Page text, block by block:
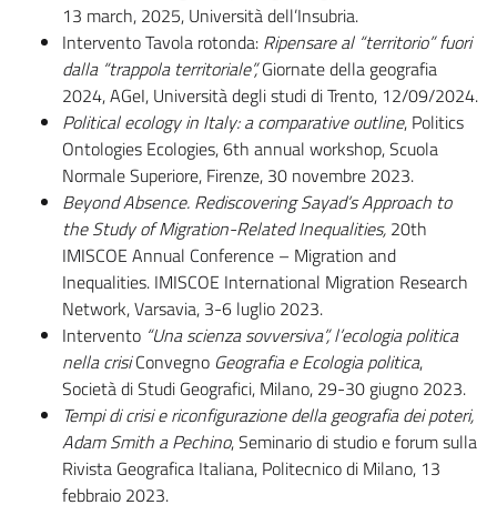
13 march, 2025, Università dell’Insubria.
Intervento Tavola rotonda: Ripensare al “territorio” fuori
dalla “trappola territoriale”,Giornate della geografia
2024, AGeI, Università degli studi di Trento, 12/09/2024.
Political ecology in Italy: a comparative outline, Politics
Ontologies Ecologies, 6th annual workshop, Scuola
Normale Superiore, Firenze, 30 novembre 2023.
Beyond Absence. Rediscovering Sayad’s Approach to
the Study of Migration-Related Inequalities, 20th
IMISCOE Annual Conference – Migration and
Inequalities. IMISCOE International Migration Research
Network, Varsavia, 3-6 luglio 2023.
Intervento “Una scienza sovversiva”, l’ecologia politica
nella crisiConvegno Geografia e Ecologia politica,
Società di Studi Geografici, Milano, 29-30 giugno 2023.
Tempi di crisi e riconfigurazione della geografia dei poteri,
Adam Smith a Pechino, Seminario di studio e forum sulla
Rivista Geografica Italiana, Politecnico di Milano, 13
febbraio 2023.